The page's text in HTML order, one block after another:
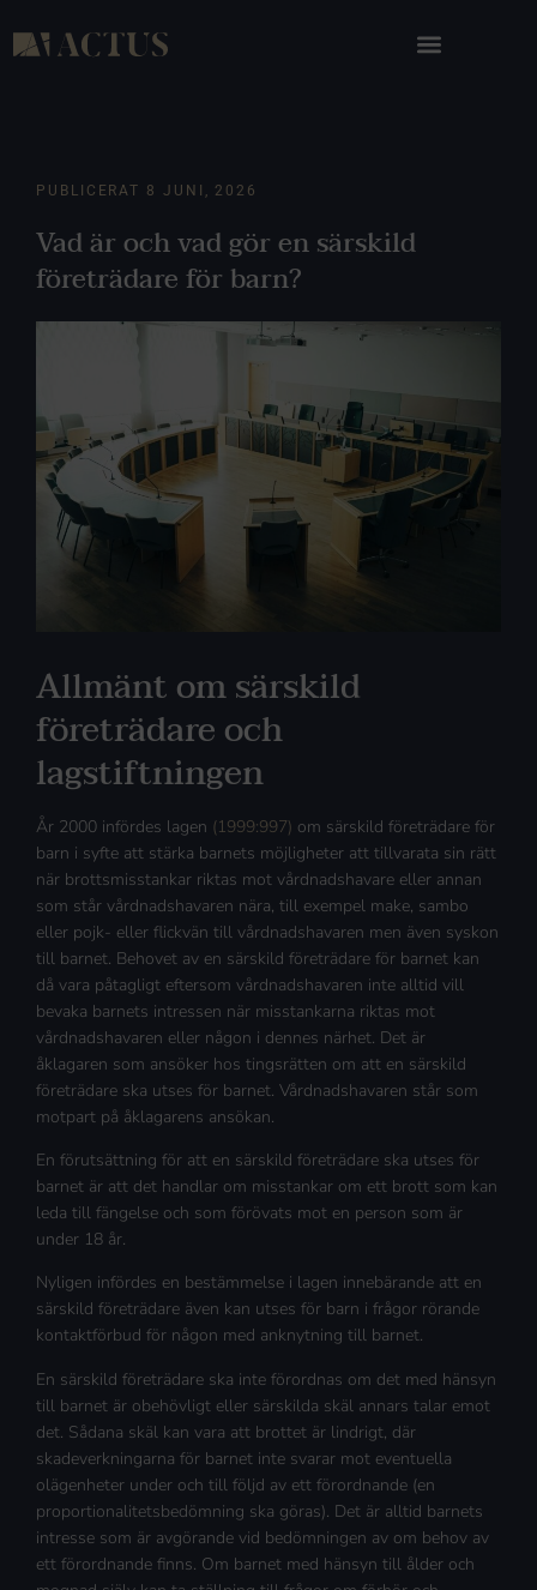
PUBLICERAT 8 JUNI, 2026
Vad är och vad gör en särskild
företrädare för barn?
Allmänt om särskild
företrädare och
lagstiftningen
År 2000 infördes lagen (1999:997) om särskild företrädare för
barn i syfte att stärka barnets möjligheter att tillvarata sin rätt
när brottsmisstankar riktas mot vårdnadshavare eller annan
som står vårdnadshavaren nära, till exempel make, sambo
eller pojk- eller flickvän till vårdnadshavaren men även syskon
till barnet. Behovet av en särskild företrädare för barnet kan
då vara påtagligt eftersom vårdnadshavaren inte alltid vill
bevaka barnets intressen när misstankarna riktas mot
vårdnadshavaren eller någon i dennes närhet. Det är
åklagaren som ansöker hos tingsrätten om att en särskild
företrädare ska utses för barnet. Vårdnadshavaren står som
motpart på åklagarens ansökan.
En förutsättning för att en särskild företrädare ska utses för
barnet är att det handlar om misstankar om ett brott som kan
leda till fängelse och som förövats mot en person som är
under 18 år.
Nyligen infördes en bestämmelse i lagen innebärande att en
särskild företrädare även kan utses för barn i frågor rörande
kontaktförbud för någon med anknytning till barnet.
En särskild företrädare ska inte förordnas om det med hänsyn
till barnet är obehövligt eller särskilda skäl annars talar emot
det. Sådana skäl kan vara att brottet är lindrigt, där
skadeverkningarna för barnet inte svarar mot eventuella
olägenheter under och till följd av ett förordnande (en
proportionalitetsbedömning ska göras). Det är alltid barnets
intresse som är avgörande vid bedömningen av om behov av
ett förordnande finns. Om barnet med hänsyn till ålder och